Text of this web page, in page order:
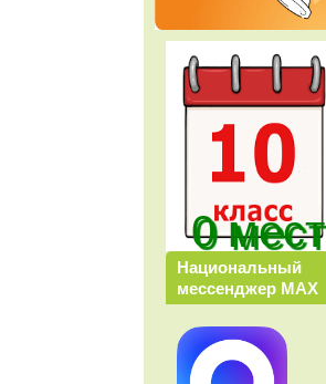
0 мест
Национальный
мессенджер МАХ